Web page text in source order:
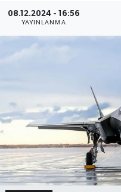
08.12.2024 - 16:56
YAYINLANMA